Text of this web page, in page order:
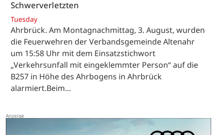
Schwerverletzten
Tuesday
Ahrbrück. Am Montagnachmittag, 3. August, wurden
die Feuerwehren der Verbandsgemeinde Altenahr
um 15:58 Uhr mit dem Einsatzstichwort
„Verkehrsunfall mit eingeklemmter Person“ auf die
B257 in Höhe des Ahrbogens in Ahrbrück
alarmiert.Beim…